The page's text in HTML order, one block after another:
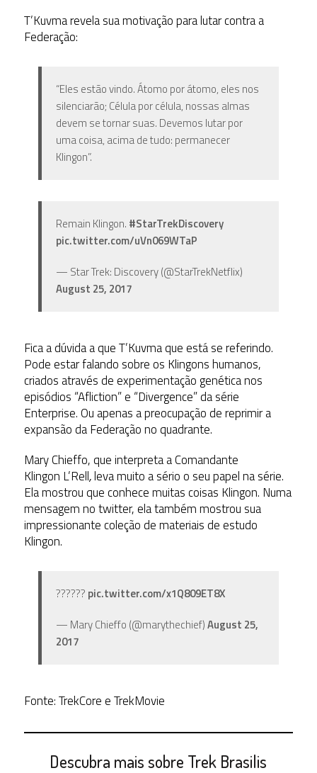
T’Kuvma revela sua motivação para lutar contra a
Federação:
“Eles estão vindo. Átomo por átomo, eles nos
silenciarão; Célula por célula, nossas almas
devem se tornar suas. Devemos lutar por
uma coisa, acima de tudo: permanecer
Klingon”.
Remain Klingon. #StarTrekDiscovery
pic.twitter.com/uVn069WTaP
— Star Trek: Discovery (@StarTrekNetflix)
August 25, 2017
Fica a dúvida a que T’Kuvma que está se referindo.
Pode estar falando sobre os Klingons humanos,
criados através de experimentação genética nos
episódios “Afliction” e “Divergence” da série
Enterprise. Ou apenas a preocupação de reprimir a
expansão da Federação no quadrante.
Mary Chieffo, que interpreta a Comandante
Klingon L’Rell,leva muito a sério o seu papel na série.
Ela mostrou que conhece muitas coisas Klingon. Numa
mensagem no twitter, ela também mostrou sua
impressionante coleção de materiais de estudo
Klingon.
?????? pic.twitter.com/x1Q809ET8X
— Mary Chieffo (@marythechief)August 25,
2017
Fonte: TrekCore e TrekMovie
Descubra mais sobre Trek Brasilis